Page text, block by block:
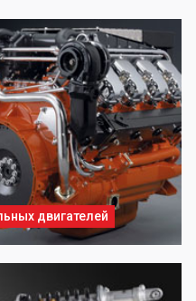
двигателей